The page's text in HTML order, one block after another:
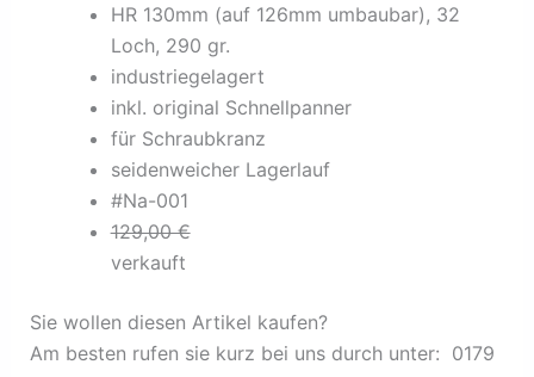
HR 130mm (auf 126mm umbaubar), 32
Loch, 290 gr.
industriegelagert
inkl. original Schnellpanner
für Schraubkranz
seidenweicher Lagerlauf
#Na-001
129,00 €
verkauft
Sie wollen diesen Artikel kaufen?
Am besten rufen sie kurz bei uns durch unter: 0179